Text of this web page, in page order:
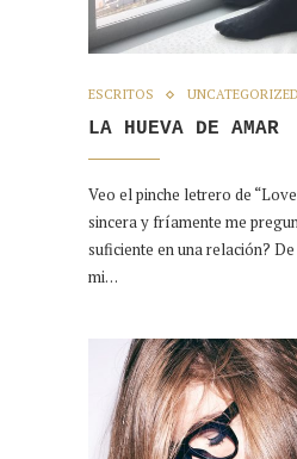
ESCRITOS UNCATEGORIZED
LA HUEVA DE AMAR
Veo el pinche letrero de
sincera y fríamente me
suficiente en una relación?
mi…